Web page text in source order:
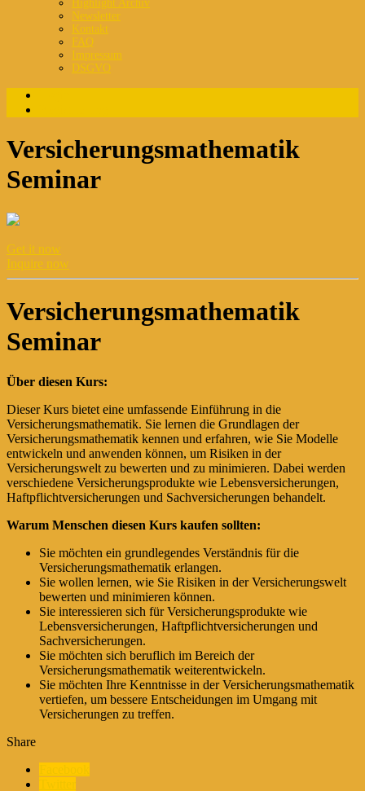
Highlight Archiv
Newsletter
Kontakt
FAQ
Impressum
DSGVO
Versicherungsmathematik
Seminar
Get it now
Inquire now
Versicherungsmathematik
Seminar
Über diesen Kurs:
Dieser Kurs bietet eine umfassende Einführung in die
Versicherungsmathematik. Sie lernen die Grundlagen der
Versicherungsmathematik kennen und erfahren, wie Sie Modelle
entwickeln und anwenden können, um Risiken in der
Versicherungswelt zu bewerten und zu minimieren. Dabei werden
verschiedene Versicherungsprodukte wie Lebensversicherungen,
Haftpflichtversicherungen und Sachversicherungen behandelt.
Warum Menschen diesen Kurs kaufen sollten:
Sie möchten ein grundlegendes Verständnis für die
Versicherungsmathematik erlangen.
Sie wollen lernen, wie Sie Risiken in der Versicherungswelt
bewerten und minimieren können.
Sie interessieren sich für Versicherungsprodukte wie
Lebensversicherungen, Haftpflichtversicherungen und
Sachversicherungen.
Sie möchten sich beruflich im Bereich der
Versicherungsmathematik weiterentwickeln.
Sie möchten Ihre Kenntnisse in der Versicherungsmathematik
vertiefen, um bessere Entscheidungen im Umgang mit
Versicherungen zu treffen.
Share